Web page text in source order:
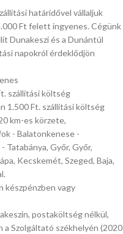
határidővel vállaljuk
Ft felett ingyenes. Cégünk
Dunakeszi és a Dunántúl
napokról érdeklődjön
szállítási költség
1.500 Ft. szállítási költség
km-es körzete,
- Balatonkenese -
Tatabánya, Győr, Győr,
Kecskemét, Szeged, Baja,
készpénzben vagy
postaköltség nélkül,
Szolgáltató székhelyén (2020